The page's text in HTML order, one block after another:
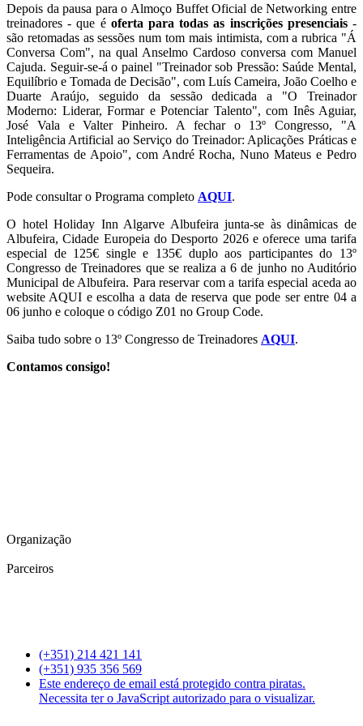
Depois da pausa para o Almoço Buffet Oficial de Networking entre
treinadores - que é oferta para todas as inscrições presenciais-
são retomadas as sessões num tom mais intimista, com a rubrica "Á
Conversa Com", na qual Anselmo Cardoso conversa com Manuel
Cajuda. Seguir-se-á o painel "Treinador sob Pressão: Saúde Mental,
Equilíbrio e Tomada de Decisão", com Luís Cameira, João Coelho e
Duarte Araújo, seguido da sessão dedicada a "O Treinador
Moderno: Liderar, Formar e Potenciar Talento", com Inês Aguiar,
José Vala e Valter Pinheiro. A fechar o 13º Congresso, "A
Inteligência Artificial ao Serviço do Treinador: Aplicações Práticas e
Ferramentas de Apoio", com André Rocha, Nuno Mateus e Pedro
Sequeira.
Pode consultar o Programa completo AQUI.
O hotel Holiday Inn Algarve Albufeira junta-se às dinâmicas de
Albufeira, Cidade Europeia do Desporto 2026 e oferece uma tarifa
especial de 125€ single e 135€ duplo aos participantes do 13º
Congresso de Treinadores que se realiza a 6 de junho no Auditório
Municipal de Albufeira. Para reservar com a tarifa especial aceda ao
website AQUI e escolha a data de reserva que pode ser entre 04 a
06 junho e coloque o código Z01 no Group Code.
Saiba tudo sobre o 13º Congresso de Treinadores AQUI.
Contamos consigo!
Organização
Parceiros
(+351) 214 421 141
(+351) 935 356 569
Este endereço de email está protegido contra piratas.
Necessita ter o JavaScript autorizado para o visualizar.